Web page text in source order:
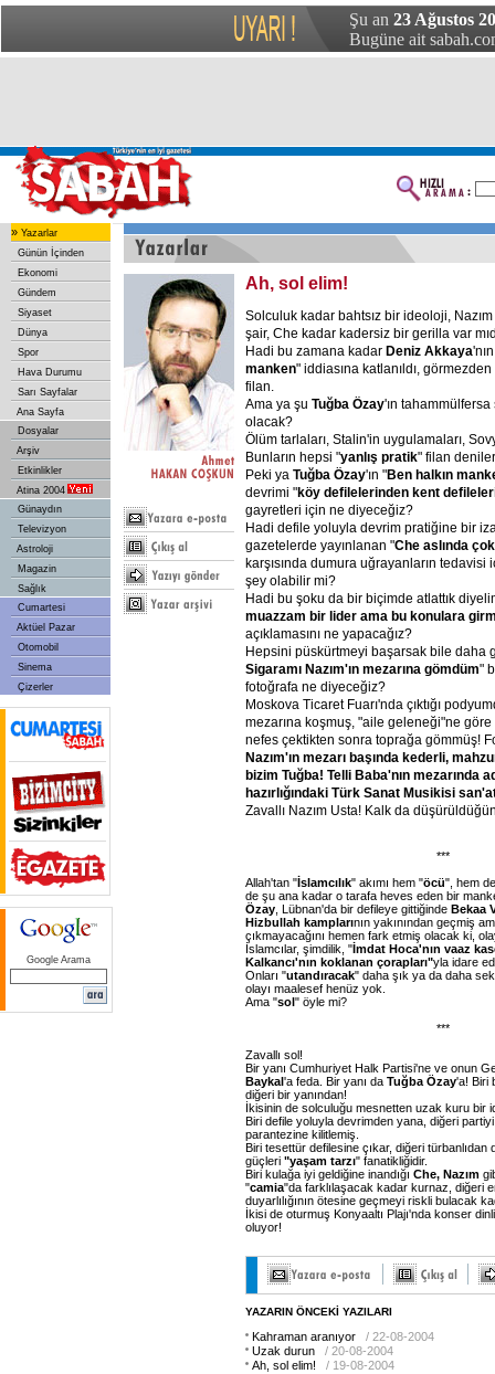
Şu an 23 Ağustos
Bugüne ait
» Yazarlar
Günün İçinden
Ekonomi
Gündem
Siyaset
Dünya
Spor
Hava Durumu
Sarı Sayfalar
Ana Sayfa
Dosyalar
Arşiv
Etkinlikler
Atina 2004
Günaydın
Televizyon
Astroloji
Magazin
Sağlık
Cumartesi
Aktüel Pazar
Otomobil
Sinema
Çizerler
Google Arama
Ah, sol elim!
Solculuk kadar bahtsız bir ideoloji,
şair, Che kadar kadersiz bir gerilla var
Hadi bu zamana kadar Deniz Akkaya
manken" iddiasına katlanıldı,
filan.
Ama ya şu Tuğba Özay'ın
olacak?
Ölüm tarlaları, Stalin'in uygulamaları,
Bunların hepsi "yanlış pratik" filan
Peki ya Tuğba Özay'ın "Ben halkın
devrimi "köy defilelerinden kent
gayretleri için ne diyeceğiz?
Hadi defile yoluyla devrim pratiğine bir
gazetelerde yayınlanan "Che aslında
karşısında dumura uğrayanların
şey olabilir mi?
Hadi bu şoku da bir biçimde atlattık
muazzam bir lider ama bu konulara
açıklamasını ne yapacağız?
Hepsini püskürtmeyi başarsak bile daha
Sigaramı Nazım'ın mezarına gömdüm"
fotoğrafa ne diyeceğiz?
Moskova Ticaret Fuarı'nda çıktığı
mezarına koşmuş, "aile geleneği"ne göre
nefes çektikten sonra toprağa gömmüş!
Nazım'ın mezarı başında kederli,
bizim Tuğba! Telli Baba'nın mezarında
hazırlığındaki Türk Sanat Musikisi
Zavallı Nazım Usta! Kalk da
***
Allah'tan "İslamcılık" akımı hem "öcü", hem
de şu ana kadar o tarafa heves eden bir
Özay , Lübnan'da bir defileye gittiğinde Bekaa
Hizbullah kamplarının yakınından geçmiş
çıkmayacağını hemen fark etmiş olacak ki,
İslamcılar, şimdilik, "İmdat Hoca'nın vaaz
Kalkancı'nın koklanan çorapları"yla idare
Onları "utandıracak" daha şık ya da daha
olayı maalesef henüz yok.
Ama "sol" öyle mi?
***
Zavallı sol!
Bir yanı Cumhuriyet Halk Partisi'ne ve onun
Baykal'a feda. Bir yanı da Tuğba Özay'a! Biri
diğeri bir yanından!
İkisinin de solculuğu mesnetten uzak kuru bir
Biri defile yoluyla devrimden yana, diğeri
parantezine kilitlemiş.
Biri tesettür defilesine çıkar, diğeri türbanlıdan
güçleri "yaşam tarzı" fanatikliğidir.
Biri kulağa iyi geldiğine inandığı Che, Nazım
"camia"da farklılaşacak kadar kurnaz, diğeri
duyarlılığının ötesine geçmeyi riskli bulacak
İkisi de oturmuş Konyaaltı Plajı'nda konser
oluyor!
YAZARIN ÖNCEKİ YAZILARI
Kahraman aranıyor
/ 22-08-2004
Uzak durun
/ 20-08-2004
Ah, sol elim!
/ 19-08-2004